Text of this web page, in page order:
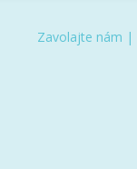
Zavolajte nám |